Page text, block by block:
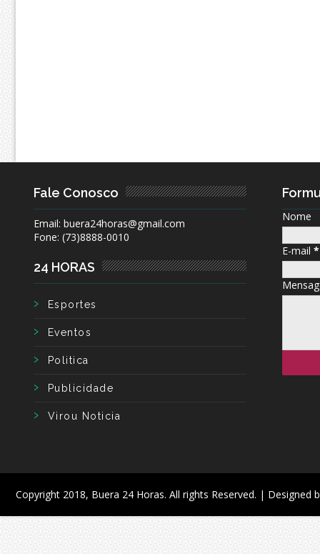
Fale Conosco
Email: buera24horas@gmail.com
Fone: (73)8888-0010
24 HORAS
Esportes
Eventos
Politica
Publicidade
Virou Noticia
Nome
E-mail *
Copyright 2018, Buera 24 Horas. All rights Reserved. | Designed